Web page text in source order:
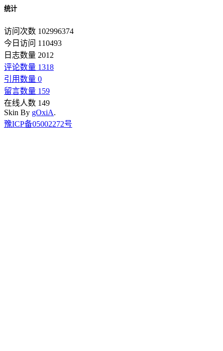
统计
访问次数 102996374
今日访问 110493
日志数量 2012
评论数量 1318
引用数量 0
留言数量 159
在线人数 149
Skin By gOxiA.
豫ICP备05002272号